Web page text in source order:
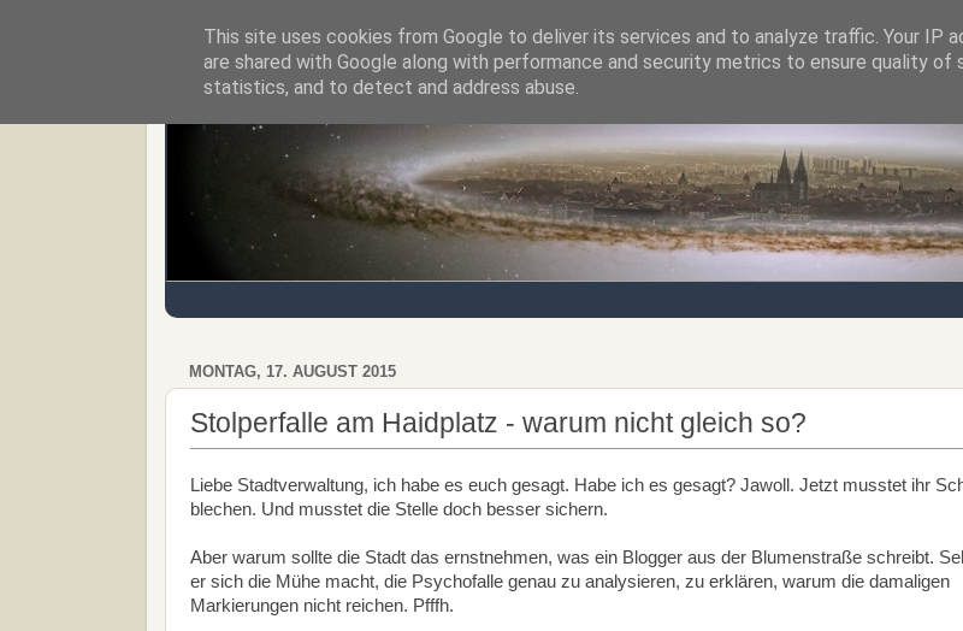
Regensburger Tagebuch Notizen von der nördlichsten Stadt Italiens
MONTAG, 17. AUGUST 2015
Stolperfalle am Haidplatz - warum nicht gleich so?
Liebe Stadtverwaltung, ich habe es euch gesagt. Habe ich es gesagt? Jawoll. Jetzt musstet ihr
blechen. Und musstet die Stelle doch besser sichern.
Aber warum sollte die Stadt das ernstnehmen, was ein Blogger aus der Blumenstraße schreibt.
er sich die Mühe macht, die Psychofalle genau zu analysieren, zu erklären, warum die damaligen
Markierungen nicht reichen. Pfffh.
This site uses cookies from Google to deliver its services and to analyze traffic. Your IP
are shared with Google along with performance and security metrics to ensure quality of
statistics, and to detect and address abuse.